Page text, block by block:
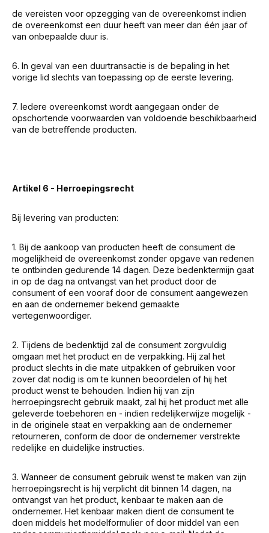
de vereisten voor opzegging van de overeenkomst indien
de overeenkomst een duur heeft van meer dan één jaar of
van onbepaalde duur is.
6. In geval van een duurtransactie is de bepaling in het
vorige lid slechts van toepassing op de eerste levering.
7. Iedere overeenkomst wordt aangegaan onder de
opschortende voorwaarden van voldoende beschikbaarheid
van de betreﬀende producten.
Artikel 6 - Herroepingsrecht
Bij levering van producten:
1. Bij de aankoop van producten heeft de consument de
mogelijkheid de overeenkomst zonder opgave van redenen
te ontbinden gedurende 14 dagen. Deze bedenktermijn gaat
in op de dag na ontvangst van het product door de
consument of een vooraf door de consument aangewezen
en aan de ondernemer bekend gemaakte
vertegenwoordiger.
2. Tijdens de bedenktijd zal de consument zorgvuldig
omgaan met het product en de verpakking. Hij zal het
product slechts in die mate uitpakken of gebruiken voor
zover dat nodig is om te kunnen beoordelen of hij het
product wenst te behouden. Indien hij van zijn
herroepingsrecht gebruik maakt, zal hij het product met alle
geleverde toebehoren en - indien redelijkerwijze mogelijk -
in de originele staat en verpakking aan de ondernemer
retourneren, conform de door de ondernemer verstrekte
redelijke en duidelijke instructies.
3. Wanneer de consument gebruik wenst te maken van zijn
herroepingsrecht is hij verplicht dit binnen 14 dagen, na
ontvangst van het product, kenbaar te maken aan de
ondernemer. Het kenbaar maken dient de consument te
doen middels het modelformulier of door middel van een